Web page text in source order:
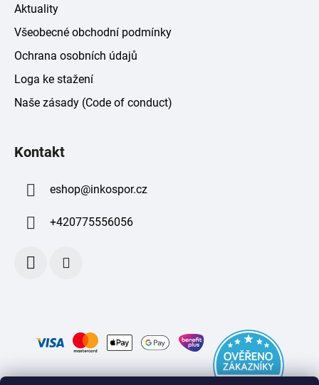
Aktuality
Všeobecné obchodní podmínky
Ochrana osobních údajů
Loga ke stažení
Naše zásady (Code of conduct)
Kontakt
eshop@inkospor.cz
+420775556056